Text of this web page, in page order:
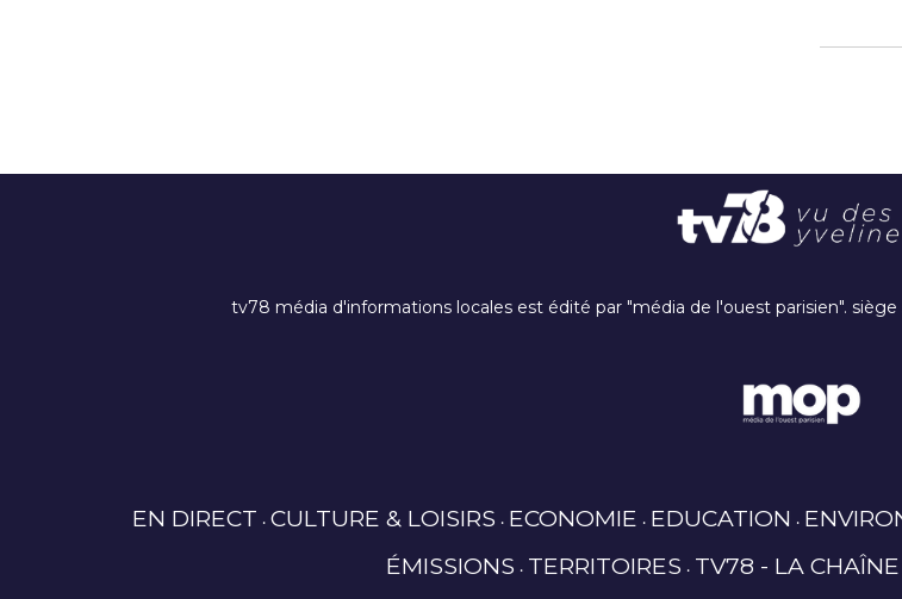
tv78 média d'informations locales est édité par "média de l'ouest parisien".
EN DIRECT CULTURE & LOISIRS ECONOMIE EDUCATION
ÉMISSIONS TERRITOIRES TV78 - LA CHAÎNE